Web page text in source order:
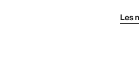
Les